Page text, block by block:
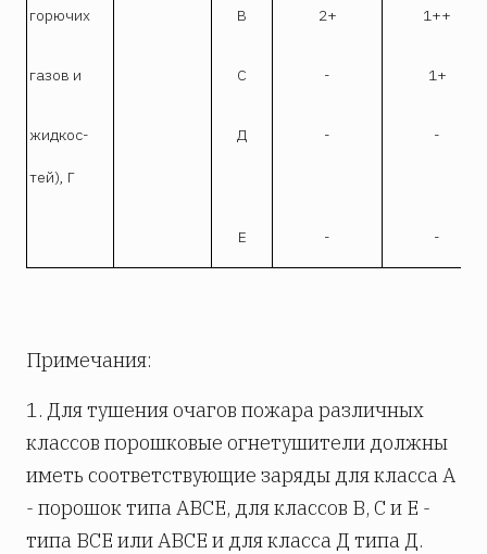
горючих В 2+ 1++
газов и С - 1+
жидкос-
тей), Г
Д - -
Е - -
Примечания:
1. Для тушения очагов пожара различных
классов порошковые огнетушители должны
иметь соответствующие заряды для класса А
- порошок типа АВСЕ, для классов В, С и Е -
типа ВСЕ или АВСЕ и для класса Д типа Д.